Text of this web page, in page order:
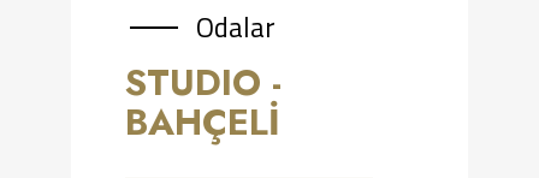
Odalar
STUDIO -
BAHÇELI